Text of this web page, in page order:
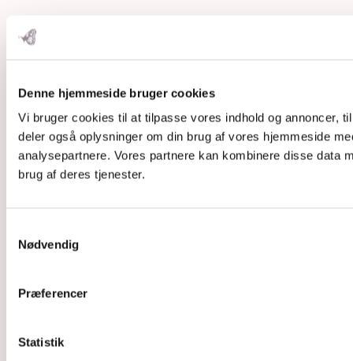
Denne hjemmeside bruger cookies
Vi bruger cookies til at tilpasse vores indhold og annoncer,
deler også oplysninger om din brug af vores hjemmeside
analysepartnere. Vores partnere kan kombinere disse data
brug af deres tjenester.
Nødvendig
Præferencer
Statistik